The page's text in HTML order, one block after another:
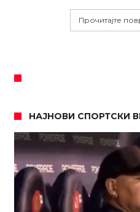
Прочитајте
НАЈНОВИ СПОРТСКИ